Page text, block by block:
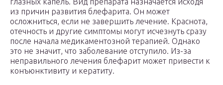
из причин развития блефарита. Он может
осложниться, если не завершить лечение. Краснота,
отечность и другие симптомы могут исчезнуть сразу
после начала медикаментозной терапией. Однако
это не значит, что заболевание отступило. Из-за
неправильного лечения блефарит может привести к
конъюнктивиту и кератиту.